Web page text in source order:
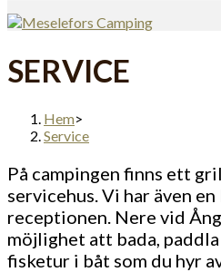
SERVICE
Hem>
Service
På campingen finns ett
servicehus. Vi har även
receptionen. Nere vid
möjlighet att bada,
fisketur i båt som du hyr